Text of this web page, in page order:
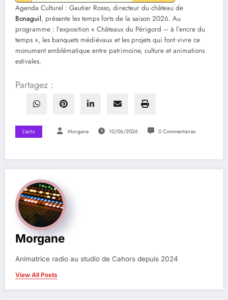
Agenda Culturel : Gautier Rosso, directeur du château de
Bonaguil, présente les temps forts de la saison 2026. Au
programme : l’exposition « Châteaux du Périgord – à l’encre du
temps », les banquets médiévaux et les projets qui font vivre ce
monument emblématique entre patrimoine, culture et animations
estivales.
Partagez :
L'actu Morgane 10/06/2026 0 Commentaires
Morgane
Animatrice radio au studio de Cahors depuis 2024
View All Posts